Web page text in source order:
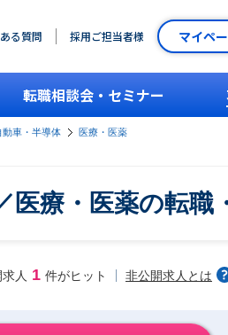
る質問 採用ご担当者様 マイペ
転職相談会・セミナー
動車・半導体
医療・医薬
医療・医薬の転職
人 1 件がヒット 非公開求人とは